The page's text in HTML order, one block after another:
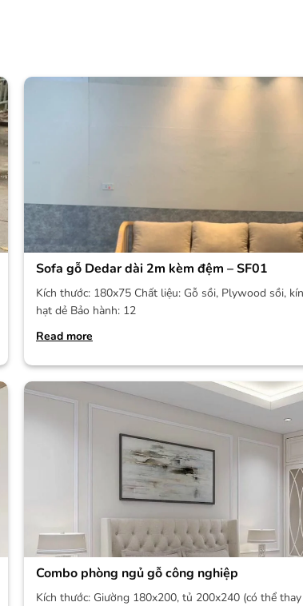
Sofa gỗ Dedar dài 2m kèm đệm – SF01
Kích thước: 180x75 Chất liệu: Gỗ sồi, Plywood sồi,
hạt dẻ Bảo hành: 12
Read more
Combo phòng ngủ gỗ công nghiệp
Kích thước: Giường 180x200, tủ 200x240 (có thể